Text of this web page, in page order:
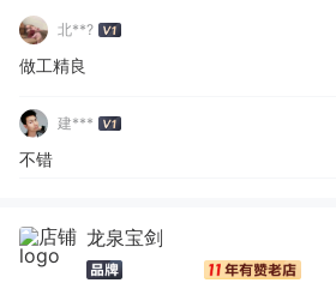
北**?
做工精良
建***
不错
龙泉宝剑